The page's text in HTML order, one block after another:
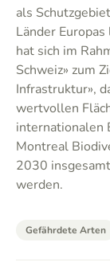
als
Länder
hat sich im
Schweiz» zum
Infrastruktur»,
wertvollen
internationalen
Montreal
2030
werden.
Gefährdete Arten